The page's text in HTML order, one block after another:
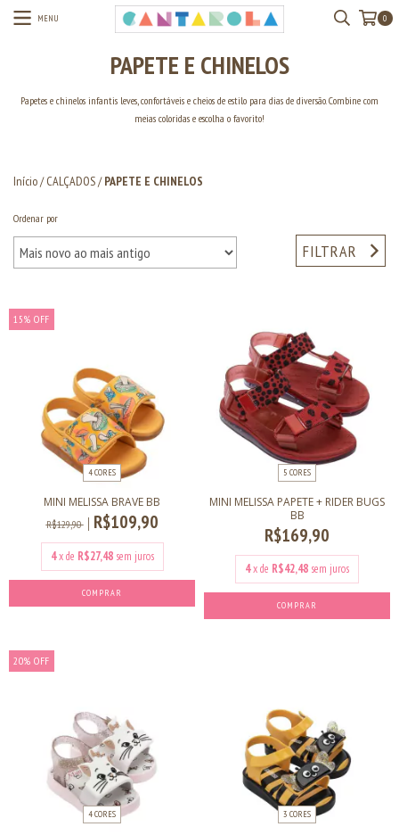
MENU 0
PAPETE E CHINELOS
Papetes e chinelos infantis leves, confortáveis e cheios de estilo para dias de diversão. Combine com
meias coloridas e escolha o favorito!
Início/ CALÇADOS/ PAPETE E CHINELOS
Ordenar por
FILTRAR
15% OFF
4 CORES
MINI MELISSA BRAVE BB
R$129,90 R$109,90
4 x de R$27,48 sem juros
COMPRAR
5 CORES
MINI MELISSA PAPETE + RIDER BUGS
BB
R$169,90
4x de R$42,48 sem juros
COMPRAR
20% OFF
4 CORES 3 CORES